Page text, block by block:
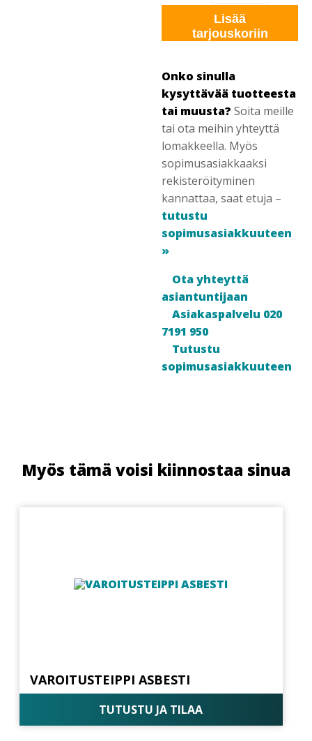
Lisää
tarjouskoriin
Onko sinulla
kysyttävää tuotteesta
tai muusta? Soita meille
tai ota meihin yhteyttä
lomakkeella. Myös
sopimusasiakkaaksi
rekisteröityminen
kannattaa, saat etuja –
tutustu
sopimusasiakkuuteen
»
Ota yhteyttä
asiantuntijaan
Asiakaspalvelu 020
7191 950
Tutustu
sopimusasiakkuuteen
Myös tämä voisi kiinnostaa sinua
VAROITUSTEIPPI ASBESTI
TUTUSTU JA TILAA